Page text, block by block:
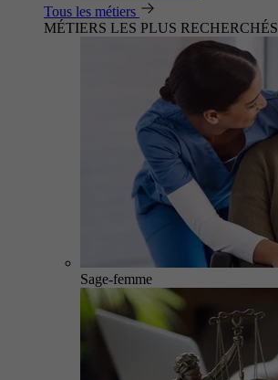
Tous les métiers
MÉTIERS LES PLUS RECHERCHÉS
Sage-femme